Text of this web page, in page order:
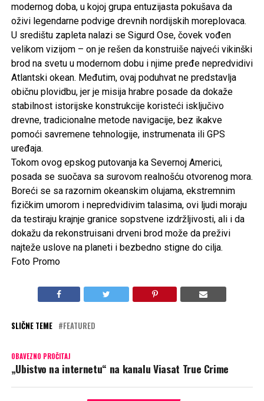
modernog doba, u kojoj grupa entuzijasta pokušava da
oživi legendarne podvige drevnih nordijskih moreplovaca.
U središtu zapleta nalazi se Sigurd Ose, čovek vođen
velikom vizijom – on je rešen da konstruiše najveći vikinški
brod na svetu u modernom dobu i njime pređe nepredvidivi
Atlantski okean. Međutim, ovaj poduhvat ne predstavlja
običnu plovidbu, jer je misija hrabre posade da dokaže
stabilnost istorijske konstrukcije koristeći isključivo
drevne, tradicionalne metode navigacije, bez ikakve
pomoći savremene tehnologije, instrumenata ili GPS
uređaja.
Tokom ovog epskog putovanja ka Severnoj Americi,
posada se suočava sa surovom realnošću otvorenog mora.
Boreći se sa razornim okeanskim olujama, ekstremnim
fizičkim umorom i nepredvidivim talasima, ovi ljudi moraju
da testiraju krajnje granice sopstvene izdržljivosti, ali i da
dokažu da rekonstruisani drveni brod može da preživi
najteže uslove na planeti i bezbedno stigne do cilja.
Foto Promo
SLIČNE TEME FEATURED
OBAVEZNO PROČITAJ
„Ubistvo na internetu“ na kanalu Viasat True Crime